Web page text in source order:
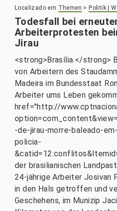
Localizado em Themen > Politik |
Todesfall bei
Arbeiterprotesten
Jirau
<strong>Brasília.</strong>
von Arbeitern des
Madeira im Bundesstaat
Arbeiter ums Leben
href="http://
-de-jirau-morre-baleado-
policia-
der brasilianischen
24-jährige Arbeiter Josivan
in den Hals getroffen und
Geschehens, im Munizip